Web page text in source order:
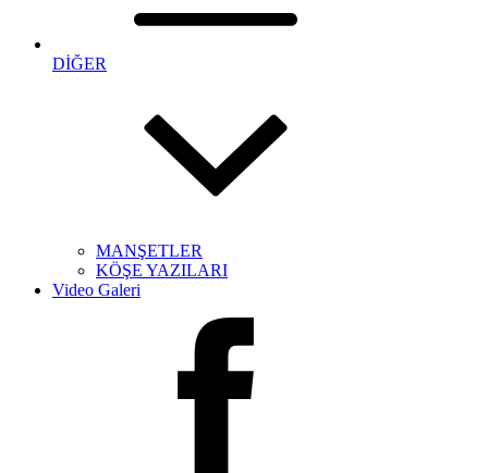
DİĞER
MANŞETLER
KÖŞE YAZILARI
Video Galeri